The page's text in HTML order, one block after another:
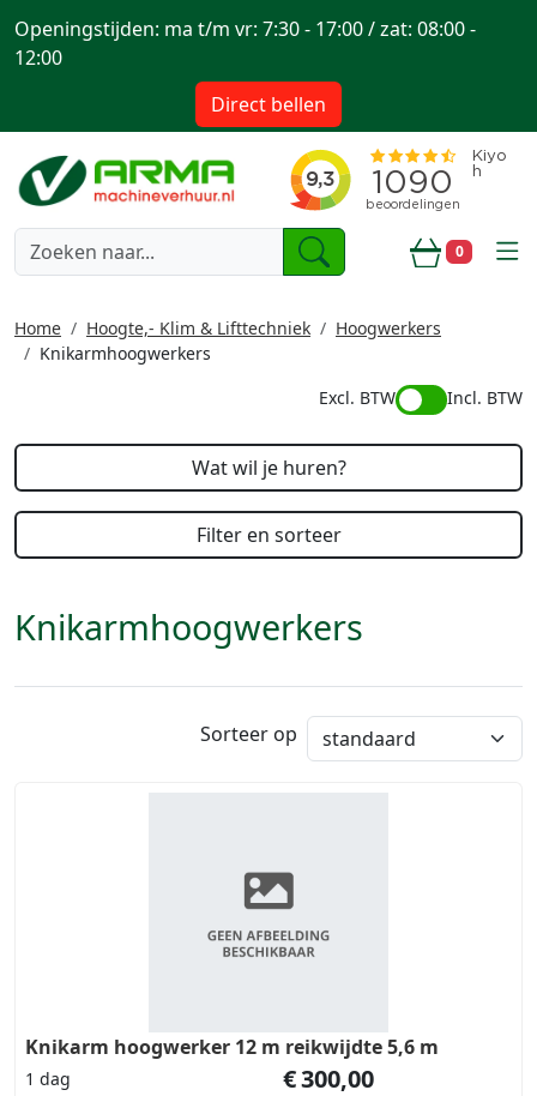
0
Openingstijden: ma t/m vr: 7:30 - 17:00 / zat: 08:00 -
12:00
Direct bellen
Home Hoogte,- Klim & Lifttechniek
Hoogwerkers
Knikarmhoogwerkers
Excl. BTW
Incl. BTW
Wat wil je huren?
Filter en sorteer
Knikarmhoogwerkers
Sorteer op
Knikarm hoogwerker 12 m reikwijdte 5,6 m
1 dag €300,00